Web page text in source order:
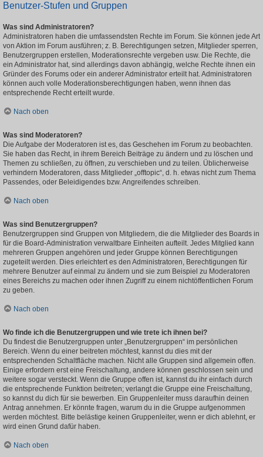
Benutzer-Stufen und Gruppen
Was sind Administratoren?
Administratoren haben die umfassendsten Rechte im Forum. Sie können jede Art
von Aktion im Forum ausführen; z. B. Berechtigungen setzen, Mitglieder sperren,
Benutzergruppen erstellen, Moderationsrechte vergeben usw. Die Rechte, die
ein Administrator hat, sind allerdings davon abhängig, welche Rechte ihnen ein
Gründer des Forums oder ein anderer Administrator erteilt hat. Administratoren
können auch volle Moderationsberechtigungen haben, wenn ihnen das
entsprechende Recht erteilt wurde.
Nach oben
Was sind Moderatoren?
Die Aufgabe der Moderatoren ist es, das Geschehen im Forum zu beobachten.
Sie haben das Recht, in ihrem Bereich Beiträge zu ändern und zu löschen und
Themen zu schließen, zu öffnen, zu verschieben und zu teilen. Üblicherweise
verhindern Moderatoren, dass Mitglieder „offtopic“, d. h. etwas nicht zum Thema
Passendes, oder Beleidigendes bzw. Angreifendes schreiben.
Nach oben
Was sind Benutzergruppen?
Benutzergruppen sind Gruppen von Mitgliedern, die die Mitglieder des Boards in
für die Board-Administration verwaltbare Einheiten aufteilt. Jedes Mitglied kann
mehreren Gruppen angehören und jeder Gruppe können Berechtigungen
zugeteilt werden. Dies erleichtert es den Administratoren, Berechtigungen für
mehrere Benutzer auf einmal zu ändern und sie zum Beispiel zu Moderatoren
eines Bereichs zu machen oder ihnen Zugriff zu einem nichtöffentlichen Forum
zu geben.
Nach oben
Wo finde ich die Benutzergruppen und wie trete ich ihnen bei?
Du findest die Benutzergruppen unter „Benutzergruppen“ im persönlichen
Bereich. Wenn du einer beitreten möchtest, kannst du dies mit der
entsprechenden Schaltfläche machen. Nicht alle Gruppen sind allgemein offen.
Einige erfordern erst eine Freischaltung, andere können geschlossen sein und
weitere sogar versteckt. Wenn die Gruppe offen ist, kannst du ihr einfach durch
die entsprechende Funktion beitreten; verlangt die Gruppe eine Freischaltung,
so kannst du dich für sie bewerben. Ein Gruppenleiter muss daraufhin deinen
Antrag annehmen. Er könnte fragen, warum du in die Gruppe aufgenommen
werden möchtest. Bitte belästige keinen Gruppenleiter, wenn er dich ablehnt, er
wird einen Grund dafür haben.
Nach oben